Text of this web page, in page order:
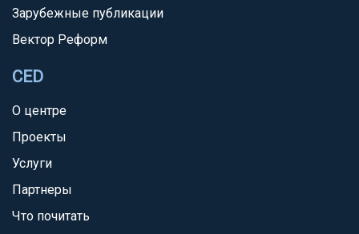
Зарубежные публикации
Вектор Реформ
CED
О центре
Проекты
Услуги
Партнеры
Что почитать